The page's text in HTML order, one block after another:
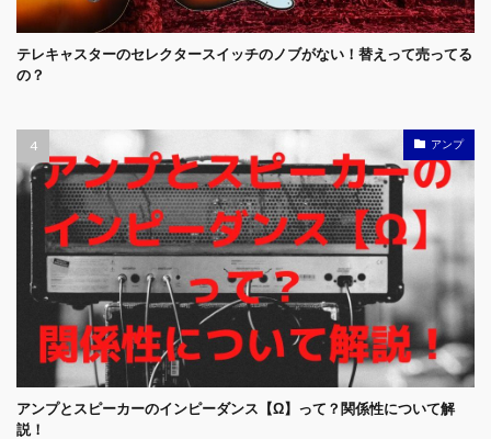
テレキャスターのセレクタースイッチのノブがない！替えって売ってる
の？
アンプ
アンプとスピーカーのインピーダンス【Ω】って？関係性について解
説！